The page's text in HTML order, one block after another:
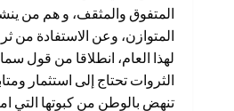
المتفوق والمثقف، و هم من
المتوازن، وعن الاستفادة من
لهذا العام، انطلاقا من قول
الثروات تحتاج إلى استثمار
تنهض بالوطن من كبوتها التي